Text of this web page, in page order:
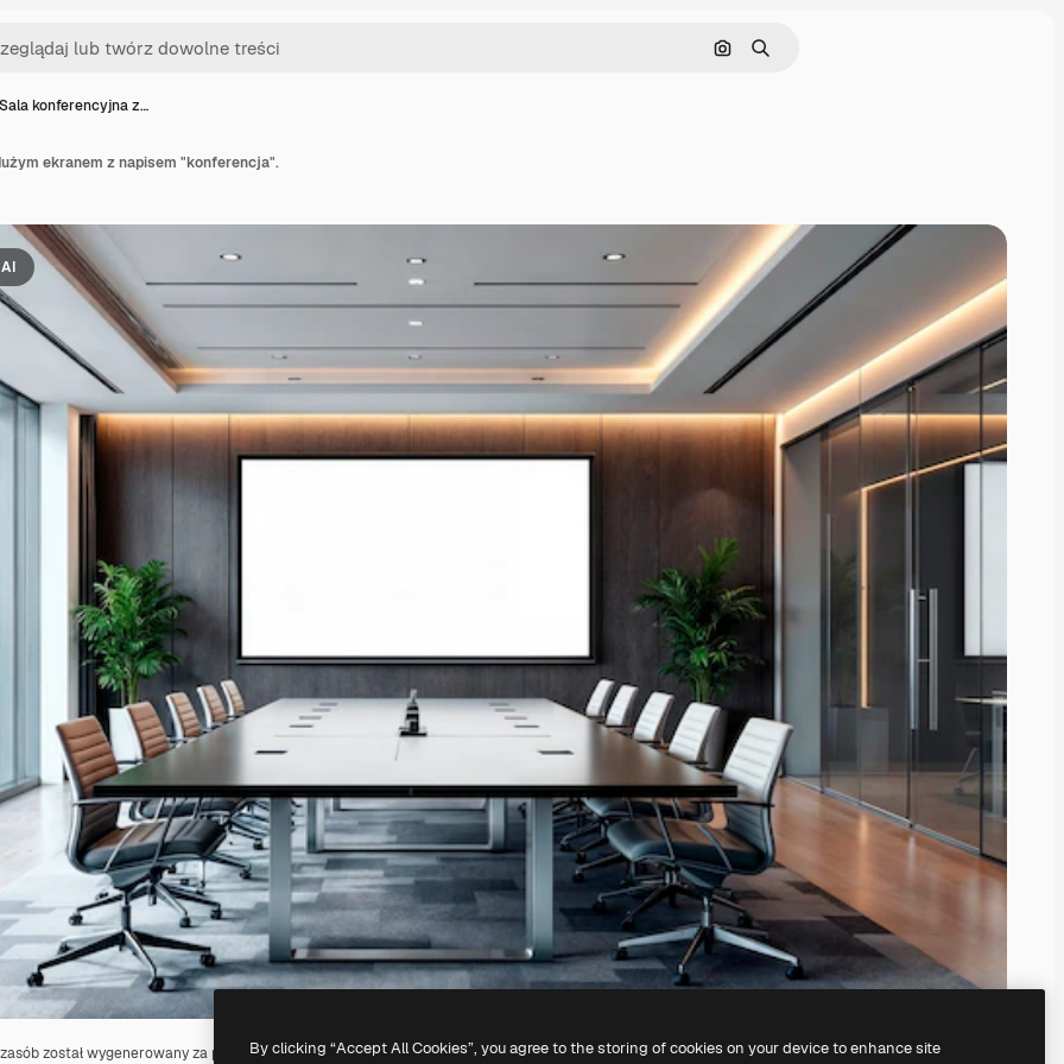
Szukaj według obrazu
Szukaj
Sala konferencyjna z…
został wygenerowany za pomocą AI. Możesz stworzyć własne zasoby, korzystając z naszego generatora obrazów AI.
ekranem z napisem "konferencja".
By clicking “Accept All Cookies”, you agree to the storing of cookies on your device to enhance site